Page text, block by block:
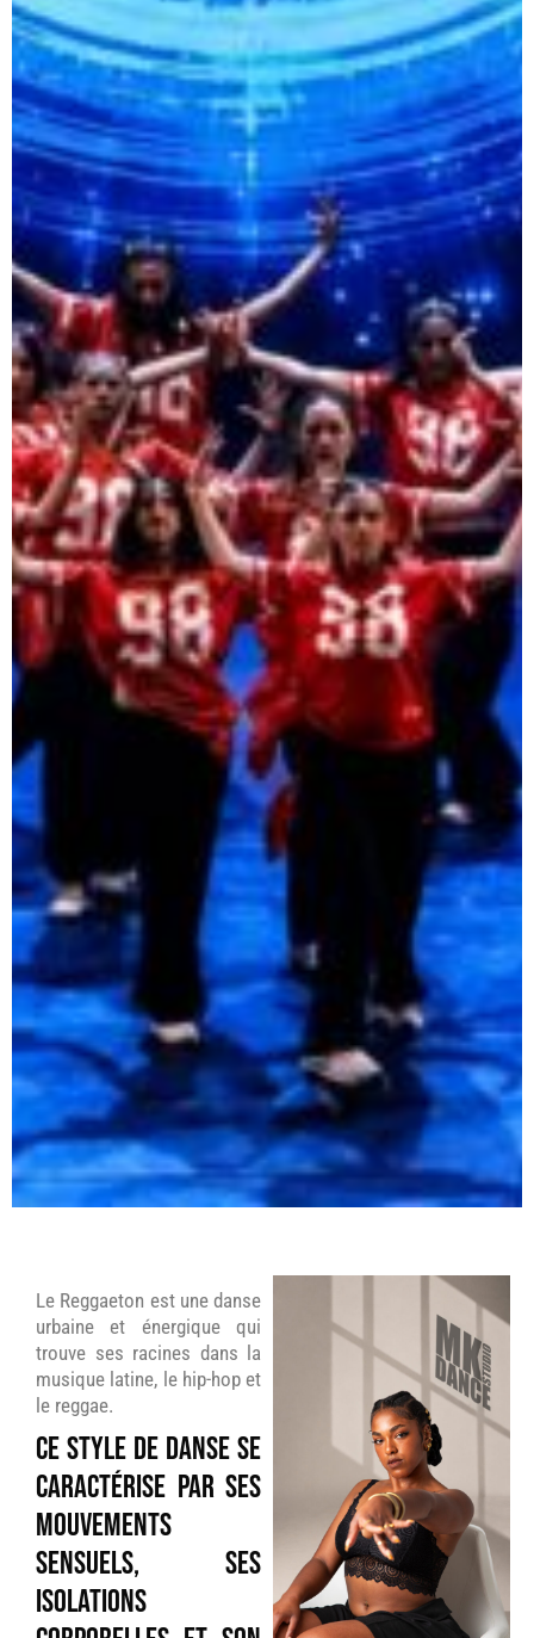
Le Reggaeton est une danse
urbaine et énergique qui
trouve ses racines dans la
musique latine, le hip-hop et
le reggae.
Ce style de danse se
caractérise par ses
mouvements
sensuels, ses
isolations